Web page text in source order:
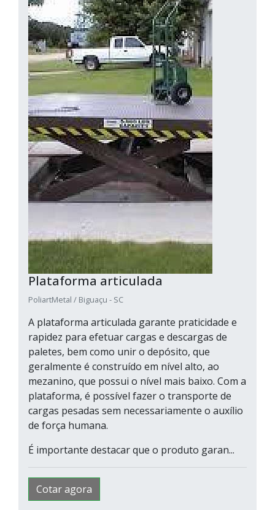
Plataforma articulada
PoliartMetal / Biguaçu - SC
A plataforma articulada garante praticidade e
rapidez para efetuar cargas e descargas de
paletes, bem como unir o depósito, que
geralmente é construído em nível alto, ao
mezanino, que possui o nível mais baixo. Com a
plataforma, é possível fazer o transporte de
cargas pesadas sem necessariamente o auxílio
de força humana.
É importante destacar que o produto garan...
Cotar agora